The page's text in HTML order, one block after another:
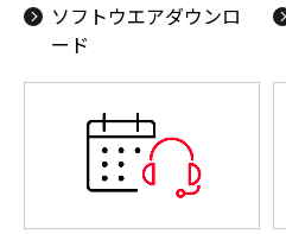
ソフトウエアダウンロ
ード